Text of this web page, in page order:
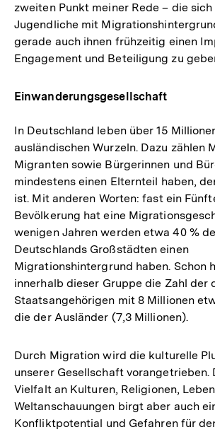
zweiten Punkt meiner Rede – die
Jugendliche mit
gerade auch ihnen frühzeitig einen
Engagement und Beteiligung zu
Einwanderungsgesellschaft
In Deutschland leben über 15
ausländischen Wurzeln. Dazu zählen
Migranten sowie Bürgerinnen und
mindestens einen Elternteil haben,
ist. Mit anderen Worten: fast ein
Bevölkerung hat eine
wenigen Jahren werden etwa 40 %
Deutschlands Großstädten einen
Migrationshintergrund haben. Schon
innerhalb dieser Gruppe die Zahl der
Staatsangehörigen mit 8 Millionen
die der Ausländer (7,3 Millionen).
Durch Migration wird die kulturelle
unserer Gesellschaft vorangetrieben.
Vielfalt an Kulturen, Religionen,
Weltanschauungen birgt aber auch
Konfliktpotential und Gefahren für